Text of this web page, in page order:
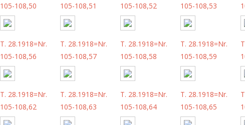
105-108,50
105-108,51
105-108,52
105-108,53
T. 28.1918=Nr.
105-108,56
T. 28.1918=Nr.
105-108,57
T. 28.1918=Nr.
105-108,58
T. 28.1918=Nr.
105-108,59
T. 28.1918=Nr.
105-108,62
T. 28.1918=Nr.
105-108,63
T. 28.1918=Nr.
105-108,64
T. 28.1918=Nr.
105-108,65